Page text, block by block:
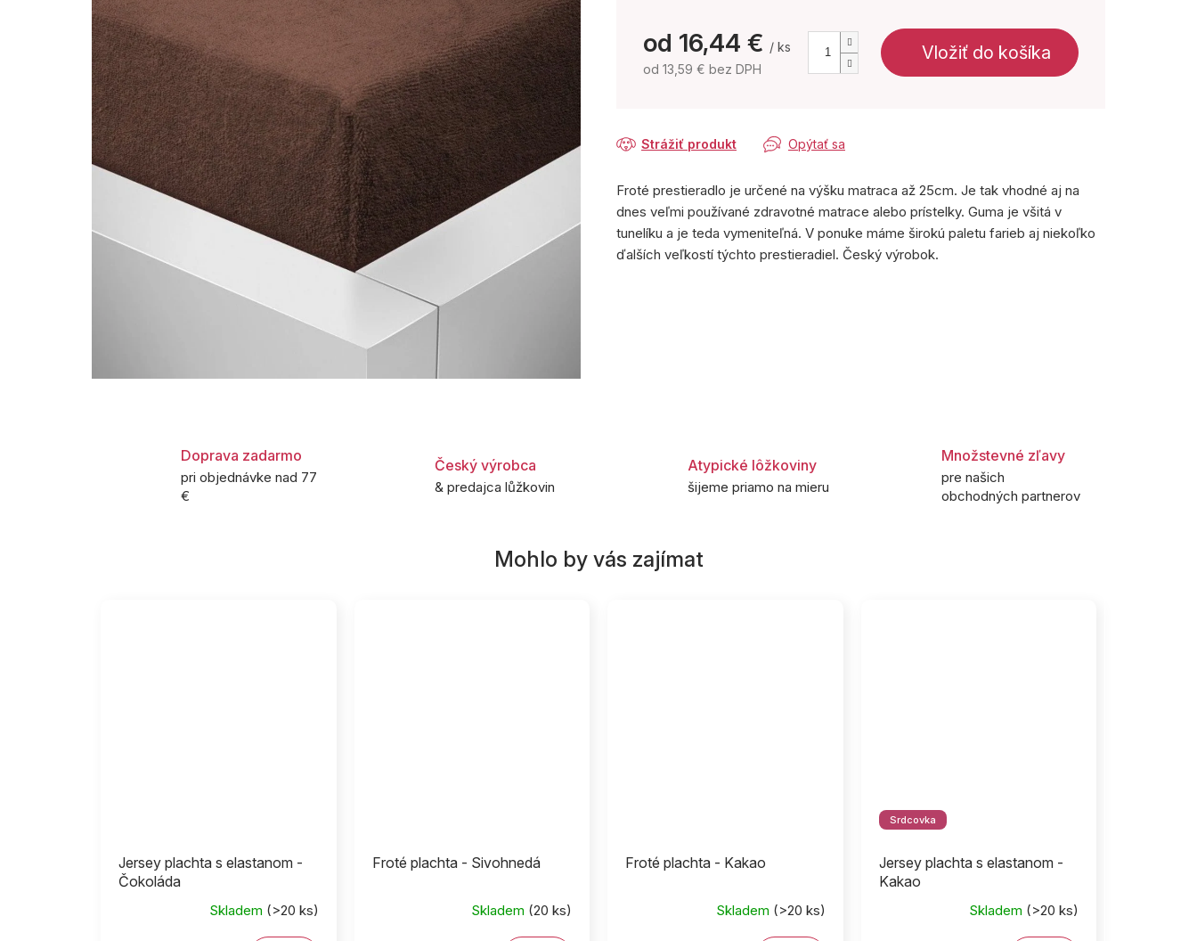
od 16,44 € / ks
od 13,59 € bez DPH
Vložiť do košíka
Opýtať sa
Strážiť produkt
Froté prestieradlo je určené na výšku matraca až 25cm. Je tak vhodné aj na
dnes veľmi používané zdravotné matrace alebo prístelky. Guma je všitá v
tunelíku a je teda vymeniteľná. V ponuke máme širokú paletu farieb aj niekoľko
ďalších veľkostí týchto prestieradiel. Český výrobok.
Doprava zadarmo
pri objednávke nad 77
€
Český výrobca
& predajca lůžkovin
Atypické lôžkoviny
šijeme priamo na mieru
Množstevné zľavy
pre našich
obchodných partnerov
Jersey plachta s elastanom -
Čokoláda
Skladem (>20 ks)
Froté plachta - Sivohnedá
Skladem (20 ks)
Froté plachta - Kakao
Skladem (>20 ks)
Srdcovka
Jersey plachta s elastanom -
Kakao
Skladem (>20 ks)